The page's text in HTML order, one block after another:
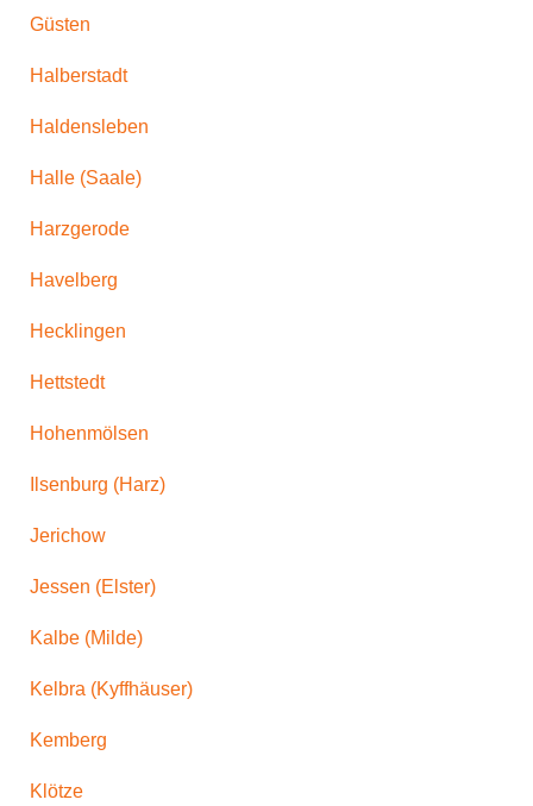
Güsten
Halberstadt
Haldensleben
Halle (Saale)
Harzgerode
Havelberg
Hecklingen
Hettstedt
Hohenmölsen
Ilsenburg (Harz)
Jerichow
Jessen (Elster)
Kalbe (Milde)
Kelbra (Kyffhäuser)
Kemberg
Klötze